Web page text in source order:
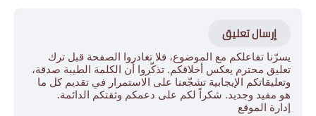
إرسال تعليق
يسرّنا تفاعلكم مع الموضوع، فلا تغادروا الصفحة قبل ترك
تعليق محترم يعكس أخلاقكم. تذكّروا أن الكلمة الطيبة صدقة،
وتعليقاتكم الإيجابية تشجّعنا على الاستمرار في تقديم كل ما
هو مفيد وجديد. شكراً لكم على دعمكم وثقتكم الدائمة.
إدارة الموقع